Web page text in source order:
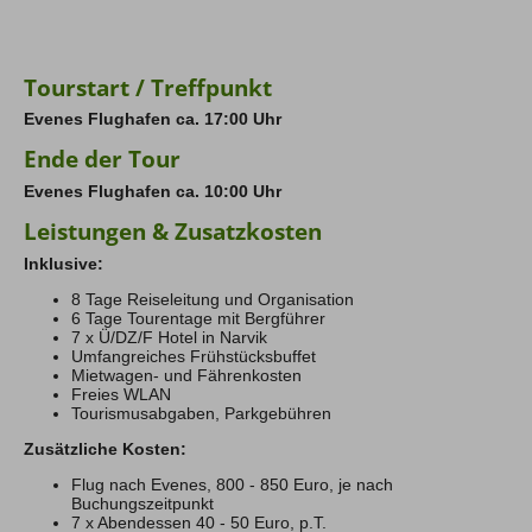
Tourstart / Treffpunkt
Evenes Flughafen ca. 17:00 Uhr
Ende der Tour
Evenes Flughafen ca. 10:00 Uhr
Leistungen & Zusatzkosten
Inklusive:
8 Tage Reiseleitung und Organisation
6 Tage Tourentage mit Bergführer
7 x Ü/DZ/F Hotel in Narvik
Umfangreiches Frühstücksbuffet
Mietwagen- und Fährenkosten
Freies WLAN
Tourismusabgaben, Parkgebühren
Zusätzliche Kosten:
Flug nach Evenes, 800 - 850 Euro, je nach
Buchungszeitpunkt
7 x Abendessen 40 - 50 Euro, p.T.